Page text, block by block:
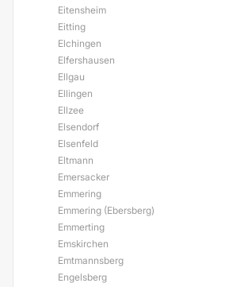
Eitensheim
Eitting
Elchingen
Elfershausen
Ellgau
Ellingen
Ellzee
Elsendorf
Elsenfeld
Eltmann
Emersacker
Emmering
Emmering (Ebersberg)
Emmerting
Emskirchen
Emtmannsberg
Engelsberg